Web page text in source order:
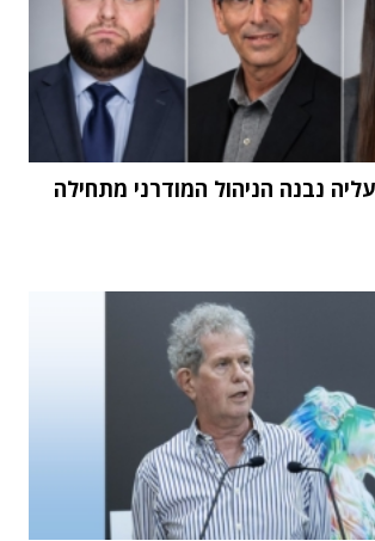
נבנה הניהול המודרני מתחילה